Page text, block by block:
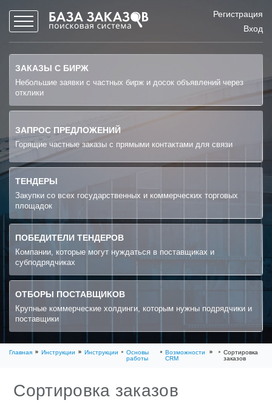
Регистрация
Вход
ЗАКАЗЫ С БИРЖ
Небольшие заявки с частных бирж и досок объявлений через
отклики
ЗАПРОС ПРЕДЛОЖЕНИЙ
Горящие частные заказы с прямыми контактами для связи
ТЕНДЕРЫ
Закупки со всех государственных и коммерческих торговых
площадок
ПОБЕДИТЕЛИ ТЕНДЕРОВ
Компании, которые могут нуждаться в поставщиках и
субподрядчиках
ОТБОРЫ ПОСТАВЩИКОВ
Крупные коммерческие холдинги, которым нужны подрядчики и
поставщики
Главная Инструкции Инструкции
Основы
работы
Возможности
CRM
Сортировка
заказов
Сортировка заказов